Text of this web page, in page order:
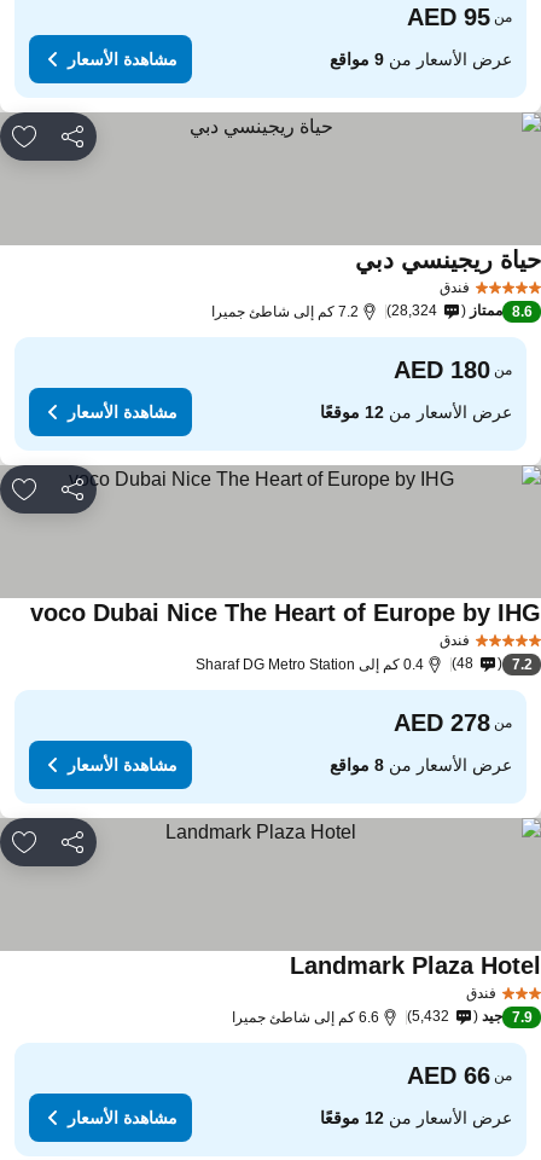
من
عرض الأسعار من9 مواقع مشاهدة الأسعار
مشاركة
فندق
ريجينسي دبي
8.6 ممتاز 28,324 7.2 كم إلى شاطئ جميرا
من
عرض الأسعار من12 موقعًا مشاهدة الأسعار
مشاركة
فندق
voco Dubai Nice The Heart of Europe by
7.2
48 0.4 كم إلى Sharaf DG Metro Station
من
عرض الأسعار من8 مواقع مشاهدة الأسعار
مشاركة
فندق
Landmark Plaza
7.9 جيد 5,432 6.6 كم إلى شاطئ جميرا
من
عرض الأسعار من12 موقعًا مشاهدة الأسعار